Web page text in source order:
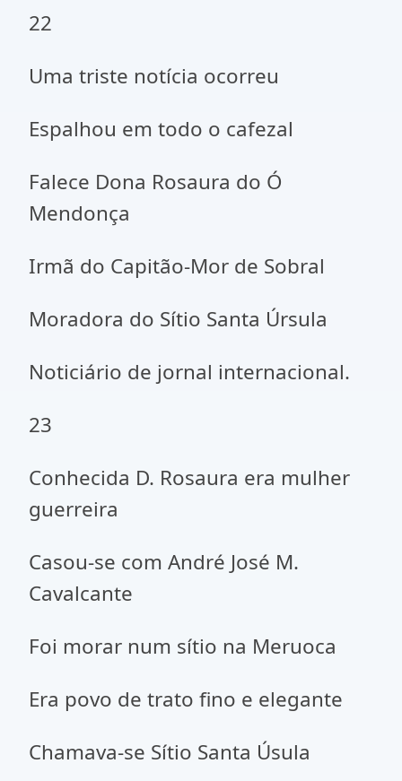
22
Uma triste notícia ocorreu
Espalhou em todo o cafezal
Falece Dona Rosaura do Ó
Mendonça
Irmã do Capitão-Mor de Sobral
Moradora do Sítio Santa Úrsula
Noticiário de jornal internacional.
23
Conhecida D. Rosaura era mulher
guerreira
Casou-se com André José M.
Cavalcante
Foi morar num sítio na Meruoca
Era povo de trato fino e elegante
Chamava-se Sítio Santa Úsula